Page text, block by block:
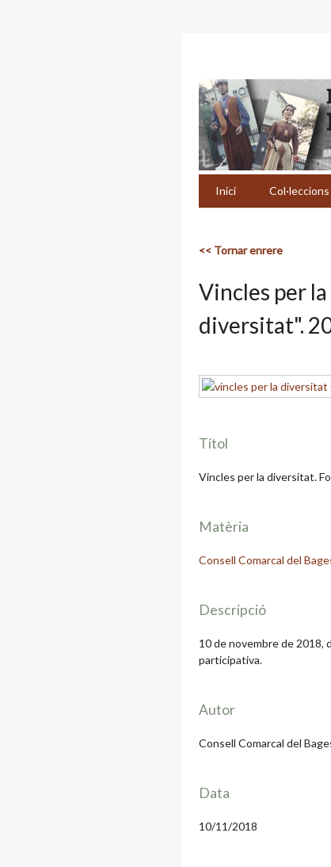
Inici Col·leccions
<< Tornar enrere
Vincles per
diversitat".
Títol
Vincles per la diversitat.
Matèria
Consell Comarcal del
Descripció
10 de novembre de 2018,
participativa.
Autor
Consell Comarcal del
Data
10/11/2018